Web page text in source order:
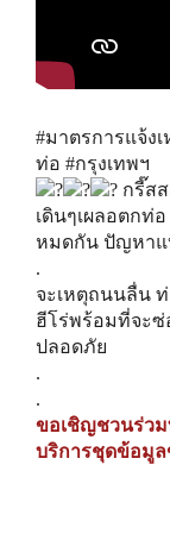
#มาตรการแจ้ง
ท่อ #กรุงเทพฯ
กรี๊ส
เดินๆเผลอตกท่
หมดกัน ปัญหาแ
.
จะเหตุถนนลื่น
ฮีโร่พร้อมที่จะซ่
ปลอดภัย
.
.
ขอเชิญชวนร่ว
บริการชุดข้อมูล